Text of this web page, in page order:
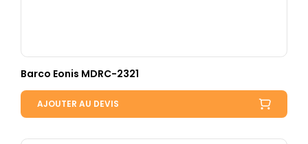
Barco Eonis MDRC-2321
AJOUTER AU DEVIS